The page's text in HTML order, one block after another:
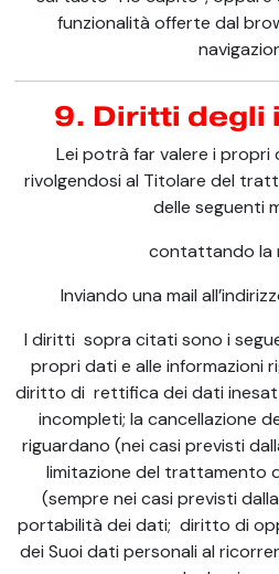
funzionalità offerte dal
9. Diritti degli
Lei potrà far valere i
rivolgendosi al Titolare del
delle seguenti
contattando la
Inviando una mail
I diritti sopra citati sono i
propri dati e alle informazioni
diritto di rettifica dei dati
incompleti; la cancellazione
riguardano (nei casi previsti
limitazione del trattamento
(sempre nei casi previsti
portabilità dei dati; diritto di
dei Suoi dati personali al